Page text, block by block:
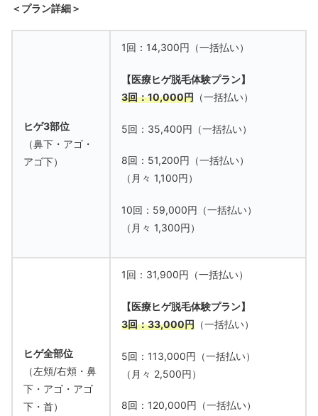
＜プラン詳細＞
ヒゲ3部位
（鼻下・アゴ・
アゴ下）
1回：14,300円（一括払い）
【医療ヒゲ脱毛体験プラン】
3回：10,000円 （一括払い）
5回：35,400円（一括払い）
8回：51,200円（一括払い）
（月々 1,100円）
10回：59,000円（一括払い）
（月々 1,300円）
ヒゲ全部位
（左頬/右頬・鼻
下・アゴ・アゴ
下・首）
1回：31,900円（一括払い）
【医療ヒゲ脱毛体験プラン】
3回：33,000円 （一括払い）
5回：113,000円（一括払い）
（月々 2,500円）
8回：120,000円（一括払い）